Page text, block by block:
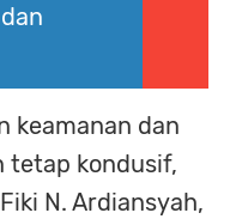
keamanan dan
tetap kondusif,
N. Ardiansyah,